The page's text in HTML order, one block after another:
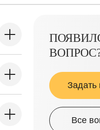
Задать
Все